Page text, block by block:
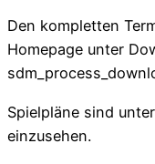
Den kompletten
Homepage unter
Spielpläne sind
einzusehen.